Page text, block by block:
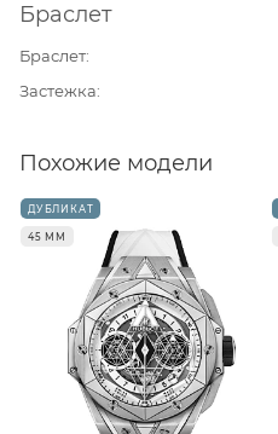
Браслет
Браслет
Застежка
Похожие модели
ДУБЛИКАТ
45 ММ